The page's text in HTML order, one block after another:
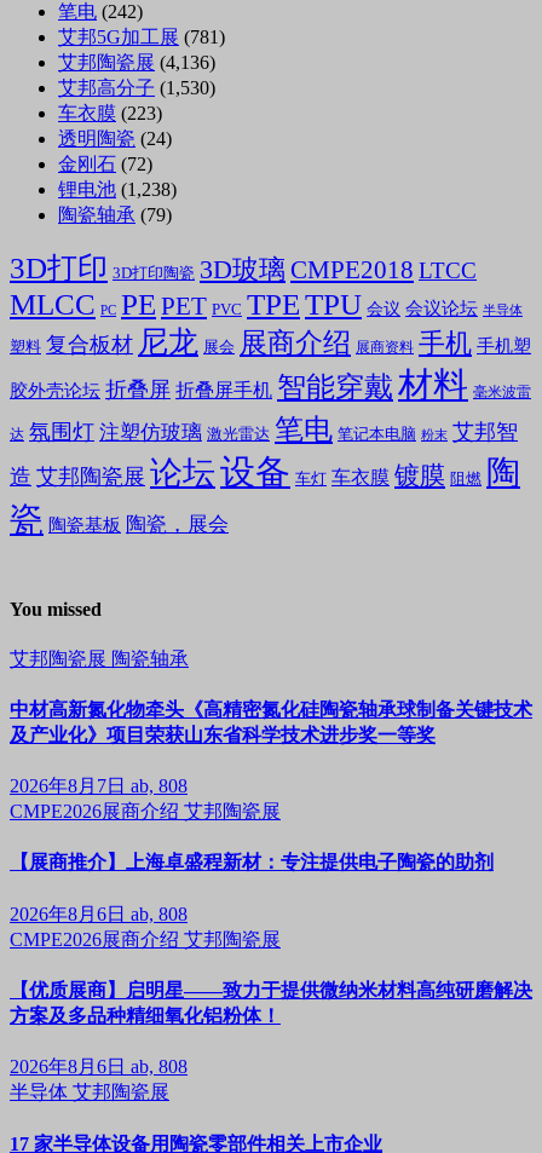
笔电 (242)
艾邦5G加工展 (781)
艾邦陶瓷展 (4,136)
艾邦高分子 (1,530)
车衣膜 (223)
透明陶瓷 (24)
金刚石 (72)
锂电池 (1,238)
陶瓷轴承 (79)
3D打印 3D打印陶瓷 3D玻璃 CMPE2018 LTCC
MLCC PC PE PET PVC TPETPU 会议 会议论坛 半导体
塑料 复合板材 尼龙 展会 展商介绍 展商资料 手机 手机塑
胶外壳论坛 折叠屏 折叠屏手机 智能穿戴材料 毫米波雷
达 氛围灯 注塑仿玻璃 激光雷达 笔电 笔记本电脑 粉末 艾邦智
造 艾邦陶瓷展 论坛设备 车灯 车衣膜 镀膜 阻燃 陶
瓷 陶瓷基板 陶瓷，展会
You missed
艾邦陶瓷展 陶瓷轴承
中材高新氮化物牵头《高精密氮化硅陶瓷轴承球制备关键技术
及产业化》项目荣获山东省科学技术进步奖一等奖
2026年8月7日 ab, 808
CMPE2026展商介绍 艾邦陶瓷展
【展商推介】上海卓盛程新材：专注提供电子陶瓷的助剂
2026年8月6日 ab, 808
CMPE2026展商介绍 艾邦陶瓷展
【优质展商】启明星——致力于提供微纳米材料高纯研磨解决
方案及多品种精细氧化铝粉体！
2026年8月6日 ab, 808
半导体 艾邦陶瓷展
17 家半导体设备用陶瓷零部件相关上市企业